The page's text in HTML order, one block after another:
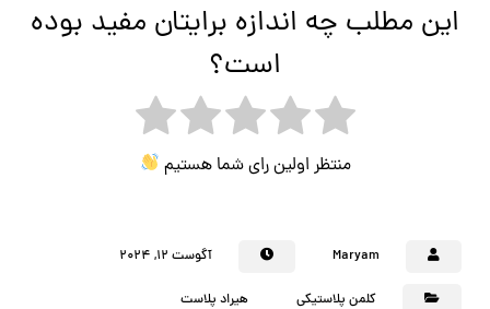
این مطلب چه اندازه برایتان مفید بوده
است؟
منتظر اولین رای شما هستیم
Maryam آگوست ۱۲, ۲۰۲۴
کلمن پلاستیکی هیراد پلاست